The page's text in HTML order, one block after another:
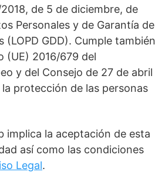
de 5 de diciembre, de
Personales y de Garantía de
(LOPD GDD). Cumple también
(UE) 2016/679 del
y del Consejo de 27 de abril
protección de las personas
implica la aceptación de esta
así como las condiciones
Legal.